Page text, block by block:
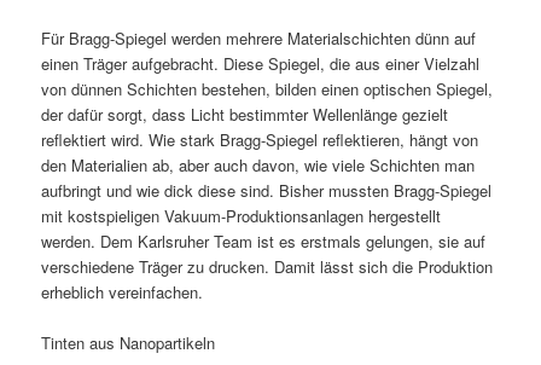
Für Bragg-Spiegel werden mehrere Materialschichten dünn auf
einen Träger aufgebracht. Diese Spiegel, die aus einer Vielzahl
von dünnen Schichten bestehen, bilden einen optischen Spiegel,
der dafür sorgt, dass Licht bestimmter Wellenlänge gezielt
reflektiert wird. Wie stark Bragg-Spiegel reflektieren, hängt von
den Materialien ab, aber auch davon, wie viele Schichten man
aufbringt und wie dick diese sind. Bisher mussten Bragg-Spiegel
mit kostspieligen Vakuum-Produktionsanlagen hergestellt
werden. Dem Karlsruher Team ist es erstmals gelungen, sie auf
verschiedene Träger zu drucken. Damit lässt sich die Produktion
erheblich vereinfachen.
Tinten aus Nanopartikeln